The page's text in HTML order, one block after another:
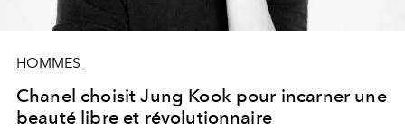
HOMMES
Chanel choisit Jung Kook pour incarner une
beauté libre et révolutionnaire